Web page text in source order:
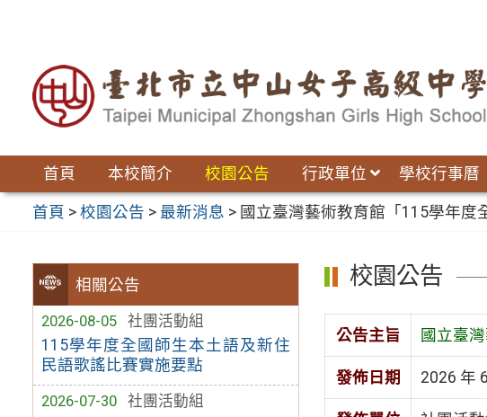
首頁 本校簡介 校園公告 行政單位 學校行事曆
首頁 >校園公告 > 最新消息 > 國立臺灣藝術教育館「115學年度
相關公告
2026-08-05
社團活動組
115學年度全國師生本土語及新住
民語歌謠比賽實施要點
2026-07-30
社團活動組
校園公告
公告主旨 國立臺
發佈日期 2026 年